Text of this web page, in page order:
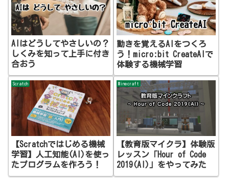
AIはどうしてやさしいの？
しくみを知って上手に付き
合おう
動きを覚えるAIをつくろ
う！micro:bit CreateAIで
体験する機械学習
Scratch
【Scratchではじめる機械
学習】人工知能(AI)を使っ
たプログラムを作ろう！
Minecraft
【教育版マイクラ】体験版
レッスン「Hour of Code
2019(AI)」をやってみた